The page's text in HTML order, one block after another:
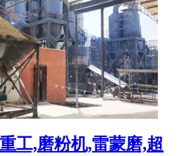
工,磨粉机,雷蒙磨,超